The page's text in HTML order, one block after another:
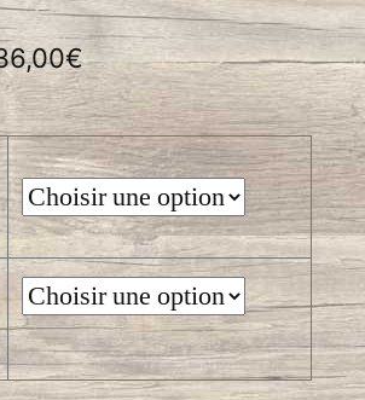
€Plage
de
prix :
9,95€
à
36,00€